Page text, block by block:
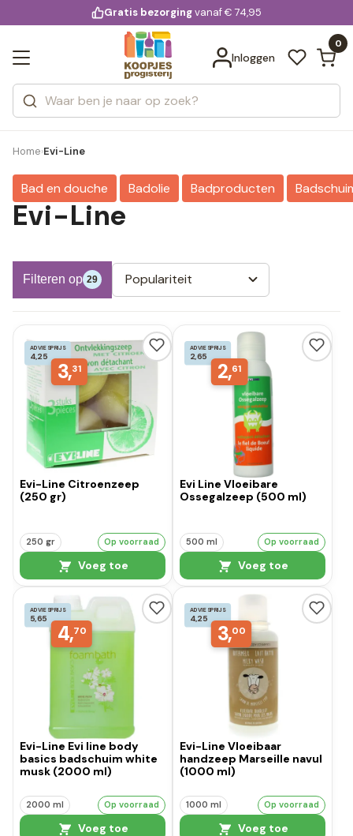
voor 20:00 uur besteld
Gratis bezorgingvanaf € 74,95
Inloggen
0
Zoeken
Categorieën
Merken
Bekijk alle resultaten
Home›Evi-Line
Bad en douche Badolie Badproducten
Evi-Line
Filteren op 29 Populariteit
ADVIESPRIJS
4,25
3,31
Evi-Line Citroenzeep
(250 gr)
250 gr Op voorraad
Voeg toe
ADVIESPRIJS
2,65
2,61
Evi Line Vloeibare
Ossegalzeep (500 ml)
500 ml Op voorraad
Voeg toe
ADVIESPRIJS
5,65
4,70
Evi-Line Evi line body
basics badschuim white
musk (2000 ml)
2000 ml Op voorraad
Voeg toe
ADVIESPRIJS
4,25
3,00
Evi-Line Vloeibaar
handzeep Marseille navul
(1000 ml)
1000 ml Op voorraad
Voeg toe